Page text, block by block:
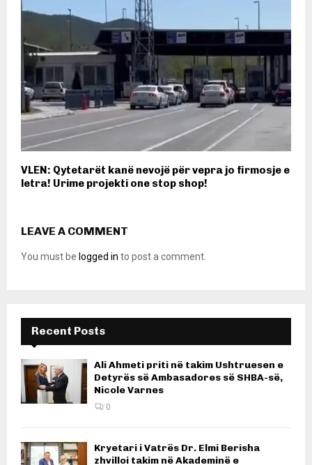
VLEN: Qytetarët kanë nevojë për vepra jo firmosje e
letra! Urime projekti one stop shop!
LEAVE A COMMENT
You must be logged in to post a comment.
Recent Posts
Ali Ahmeti priti në takim Ushtruesen e
Detyrës së Ambasadores së SHBA-së,
Nicole Varnes
0
Kryetari i Vatrës Dr. Elmi Berisha
zhvilloi takim në Akademinë e